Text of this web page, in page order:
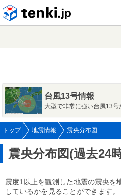
台風13号情報
大型で非常に強い台風13
トップ 地震情報 震央分布図
震央分布図(過去24
震度1以上を観測した地震の震央を
しているかを見ることができます。